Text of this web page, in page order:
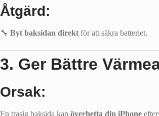
Åtgärd:
🔧 Byt baksidan direkt för att säkra batteriet.
3. Ger Bättre
Orsak:
En trasig baksida kan överhetta din iPhone